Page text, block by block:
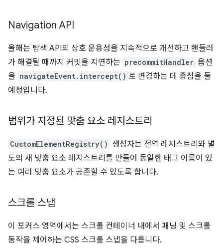
Navigation API
올해는 탐색 API의 상호 운용성을 지속적으로 개선하고 핸들러
가 해결될 때까지 커밋을 지연하는 precommitHandler 옵션
을 navigateEvent.intercept() 로 변경하는 데 중점을 둘
예정입니다.
범위가 지정된 맞춤 요소 레지스트리
CustomElementRegistry() 생성자는 전역 레지스트리와 별
도의 새 맞춤 요소 레지스트리를 만들어 동일한 태그 이름이 있
는 여러 맞춤 요소가 공존할 수 있도록 합니다.
스크롤 스냅
이 포커스 영역에서는 스크롤 컨테이너 내에서 패닝 및 스크롤
동작을 제어하는 CSS 스크롤 스냅을 다룹니다.